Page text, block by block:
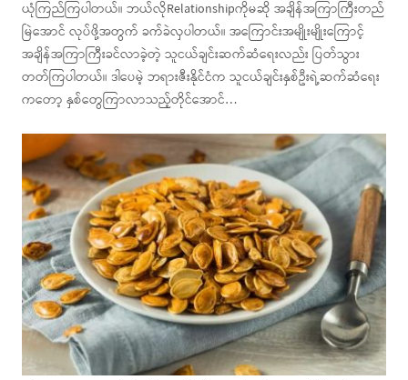
ယုံကြည်ကြပါတယ်။ ဘယ်လိုRelationshipကိုမဆို အချိန်အကြာကြီးတည်
မြဲအောင် လုပ်ဖို့အတွက် ခက်ခဲလှပါတယ်။ အကြောင်းအမျိုးမျိုးကြောင့်
အချိန်အကြာကြီးခင်လာခဲ့တဲ့ သူငယ်ချင်းဆက်ဆံရေးလည်း ပြတ်သွား
တတ်ကြပါတယ်။ ဒါပေမဲ့ ဘရားဇီးနိုင်ငံက သူငယ်ချင်းနှစ်ဦးရဲ့ဆက်ဆံရေး
ကတော့ နှစ်တွေကြာလာသည့်တိုင်အောင်…